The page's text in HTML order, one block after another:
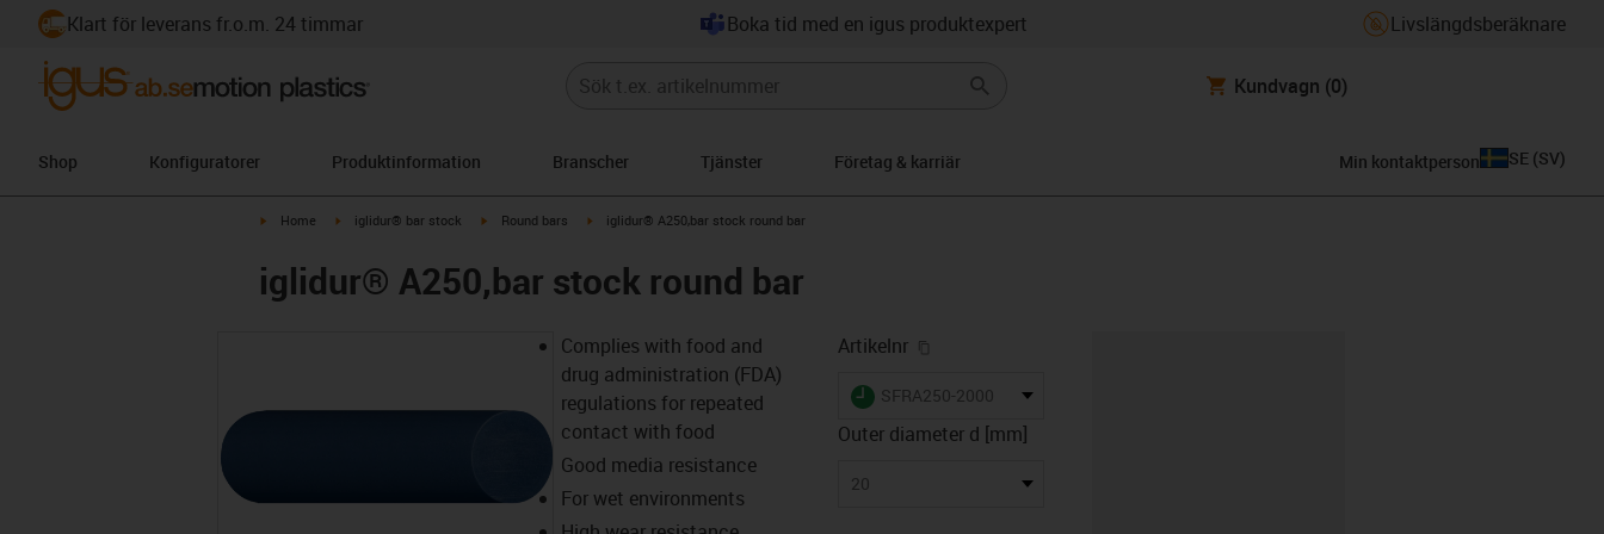
Klart för leverans fr.o.m. 24 timmar Boka tid med en igus produktexpert Livslängdsberäknare
Kundvagn (0)
Shop Konfiguratorer Produktinformation Branscher Tjänster Företag & karriär Min kontaktperson SE (SV)
igus-icon-arrow-right
Home igus-icon-arrow-right
iglidur® bar stock igus-icon-arrow-right
Round bars igus-icon-arrow-right
iglidur® A250,bar stock round bar
iglidur® A250,bar stock round bar
Complies with food and
drug administration (FDA)
regulations for repeated
contact with food
Good media resistance
For wet environments
Artikelnr
igus-icon-lieferzeit
SFRA250-2000
Outer diameter d [mm]
20